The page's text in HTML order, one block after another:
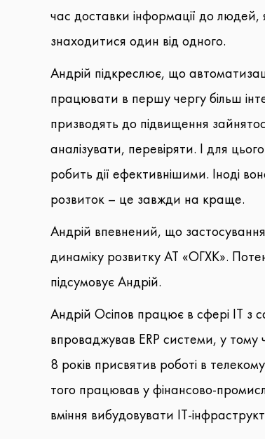
час доставки інформації до
знаходитися один від одного.
Андрій підкреслює, що
працювати в першу чергу більш
призводять до підвищення
аналізувати, перевіряти. І для
робить дії ефективнішими. Іноді
розвиток – це завжди на краще.
Андрій впевнений, що
динаміку розвитку АТ «ОГХК».
підсумовує Андрій.
Андрій Осіпов працює в сфері ІТ з
впроваджував ERP системи, у тому
8 років присвятив роботі в
того працював у фінансово-
вміння вибудовувати ІТ-